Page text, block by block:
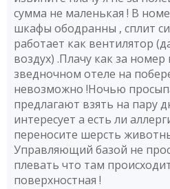
сумма не маленькая ! В
шкафы ободранны , сплит
работает как вентилятор
воздух) .Плачу как за
зведночном отеле на
невозможно !Ночью
предлагают взять на пару
интересует а есть ли
переносите шерсть
Управляющий базой не
плевать что там
поверхностная !